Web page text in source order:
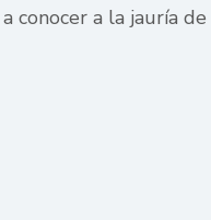
conocer a la jauría